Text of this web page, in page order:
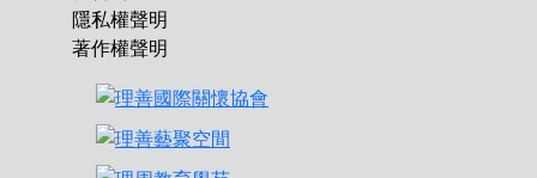
隱私權聲明
著作權聲明